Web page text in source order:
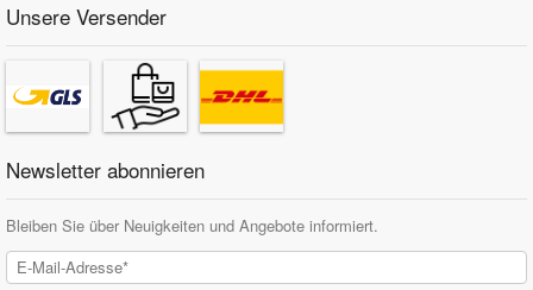
Unsere Versender
Newsletter abonnieren
Bleiben Sie über Neuigkeiten und Angebote informiert.